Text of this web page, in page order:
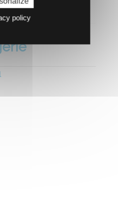
PRODUIT À UN AMI
policy